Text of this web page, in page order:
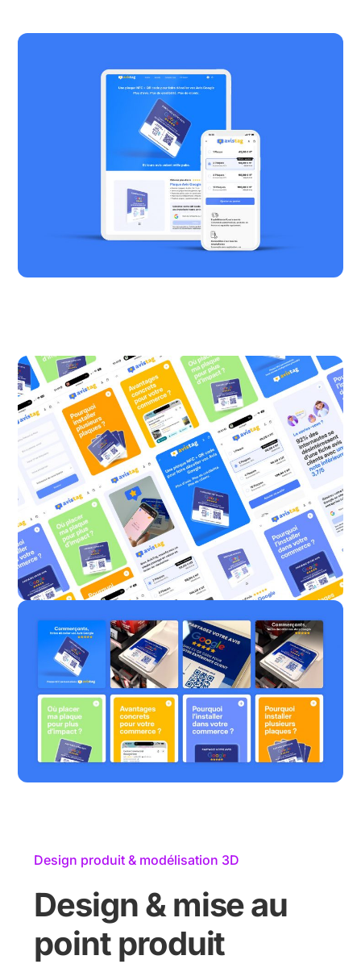
Design produit & modélisation 3D
Design & mise au
point produit